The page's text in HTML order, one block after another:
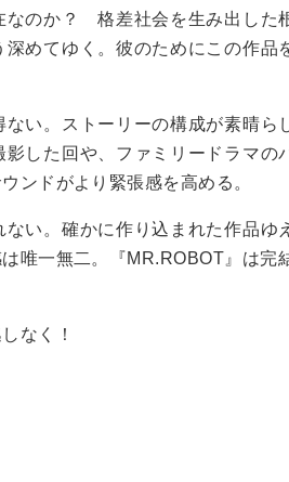
なのか？ 格差社会を生み出した
めてゆく。彼のためにこの作品
い。ストーリーの構成が素晴ら
した回や、ファミリードラマの
ンドがより緊張感を高める。
い。確かに作り込まれた作品ゆ
唯一無二。『MR.ROBOT』は完
なく！